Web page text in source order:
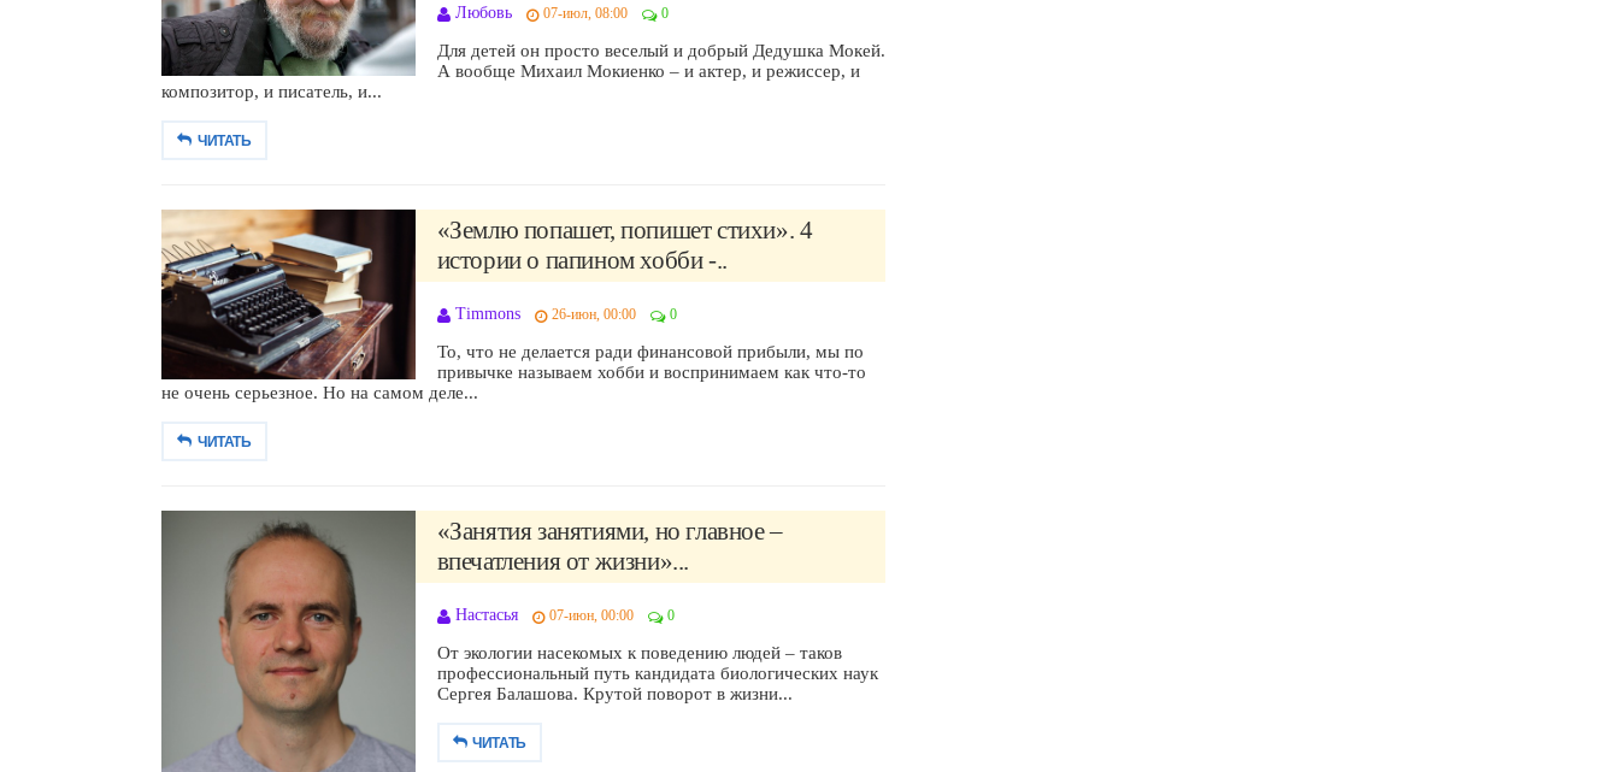
Любовь 07-июл, 08:00 0
Для детей он просто веселый и добрый Дедушка Мокей.
А вообще Михаил Мокиенко – и актер, и режиссер, и
композитор, и писатель, и...
ЧИТАТЬ
«Землю попашет, попишет стихи». 4
истории о папином хобби -..
Timmons 26-июн, 00:00 0
То, что не делается ради финансовой прибыли, мы по
привычке называем хобби и воспринимаем как что-то
не очень серьезное. Но на самом деле...
ЧИТАТЬ
«Занятия занятиями, но главное –
впечатления от жизни»...
Настасья 07-июн, 00:00 0
От экологии насекомых к поведению людей – таков
профессиональный путь кандидата биологических наук
Сергея Балашова. Крутой поворот в жизни...
ЧИТАТЬ